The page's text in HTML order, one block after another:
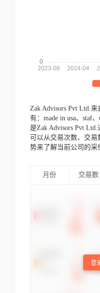
Zak Advisors Pvt Ltd.来
有：made in usa、staf
是Zak Advisors Pvt
可以从交易次数、交
势来了解当前公司的采
月份 交易数
登